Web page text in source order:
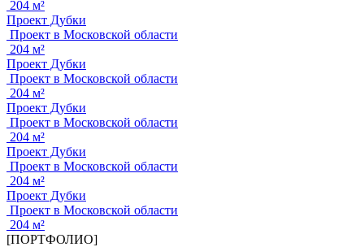
204 м²
Проект Дубки
Проект в Московской области
204 м²
Проект Дубки
Проект в Московской области
204 м²
Проект Дубки
Проект в Московской области
204 м²
Проект Дубки
Проект в Московской области
204 м²
Проект Дубки
Проект в Московской области
204 м²
[ПОРТФОЛИО]